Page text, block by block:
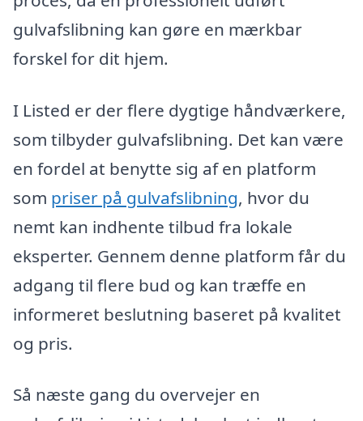
gulvafslibning kan gøre en mærkbar
forskel for dit hjem.
I Listed er der flere dygtige håndværkere,
som tilbyder gulvafslibning. Det kan være
en fordel at benytte sig af en platform
som priser på gulvafslibning, hvor du
nemt kan indhente tilbud fra lokale
eksperter. Gennem denne platform får du
adgang til flere bud og kan træffe en
informeret beslutning baseret på kvalitet
og pris.
Så næste gang du overvejer en